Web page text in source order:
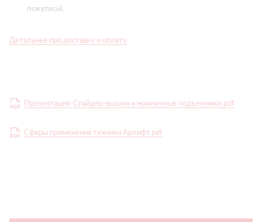
покупкой.
Детальнее про доставку и оплату
Презентация. Спайдер-вышки и ножничные подъемники.pdf
Сферы применения техники Арлифт.pdf